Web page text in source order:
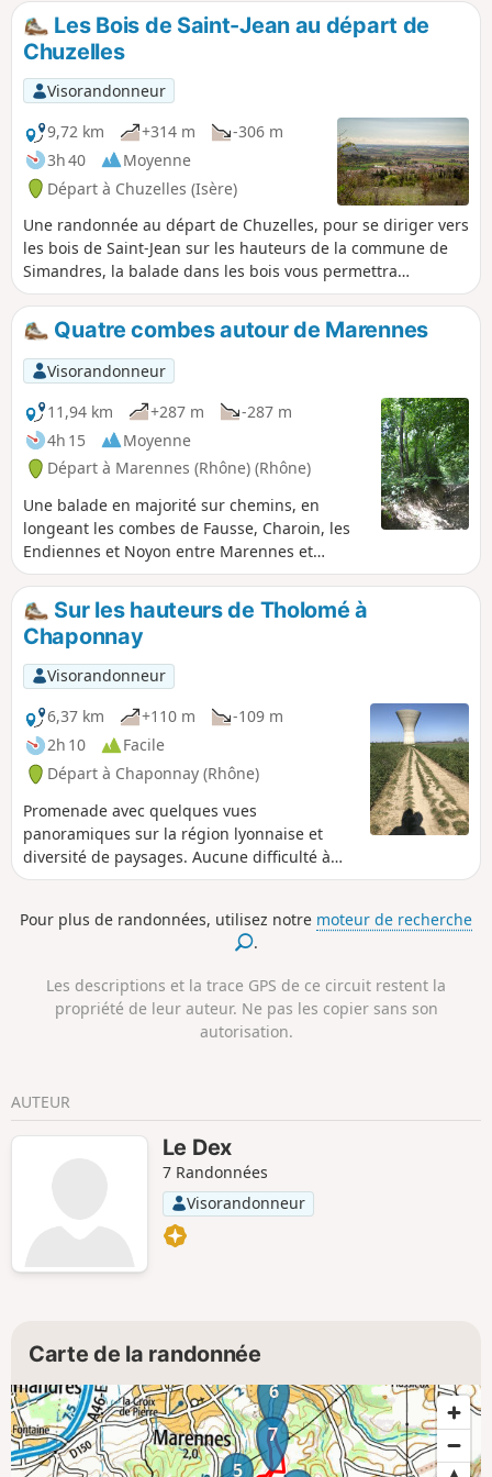
alternative pour éviter les passages
glissants et boueux après de fortes
pluies. Elle passe aussi par un cimetière
historique et une église où tu peux
t'arrêter pour déjeuner.
Les Bois de Saint-Jean au départ de
Chuzelles
Visorandonneur
9,72 km
+314 m
-306 m
3h 40
Moyenne
Départ à Chuzelles (Isère)
Une randonnée au départ de Chuzelles, pour se diriger vers
les bois de Saint-Jean sur les hauteurs de la commune de
Simandres, la balade dans les bois vous permettra
d'apprécier la nature et le calme. En milieu de parcours
possible visite de Notre-Dame de Limon, qui se situe sur
l'antique voie domitienne, la chapelle romane qui date du
XIIe siècle.
Quatre combes autour de Marennes
Visorandonneur
11,94 km
+287 m
-287 m
4h 15
Moyenne
Départ à Marennes (Rhône) (Rhône)
Une balade en majorité sur chemins, en
longeant les combes de Fausse, Charoin, les
Endiennes et Noyon entre Marennes et
Villette-de-Vienne.
Sur les hauteurs de Tholomé à
Chaponnay
Visorandonneur
6,37 km
+110 m
-109 m
2h 10
Facile
Départ à Chaponnay (Rhône)
Promenade avec quelques vues
panoramiques sur la région lyonnaise et
diversité de paysages. Aucune difficulté à
part le petit ravin du Vernatel sur la fin du
randonneurs cueilleurs sur le dernier
tronçon au printemps mais chuuuut...
Pour plus de randonnées, utilisez notre moteur de recherche
.
Les descriptions et la trace GPS de ce circuit restent la
propriété de leur auteur. Ne pas les copier sans son
autorisation.
AUTEUR
Le Dex
7 Randonnées
Visorandonneur
Carte de la randonnée
5
6
7